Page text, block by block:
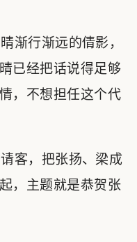
渐行渐远的倩影，
已经把话说得足够
，不想担任这个代
客，把张扬、梁成
，主题就是恭贺张